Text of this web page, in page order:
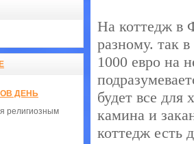
ДЕНЬ
религиозным
На коттедж в
разному. так
1000 евро на
будет все для
камина и
коттедж есть